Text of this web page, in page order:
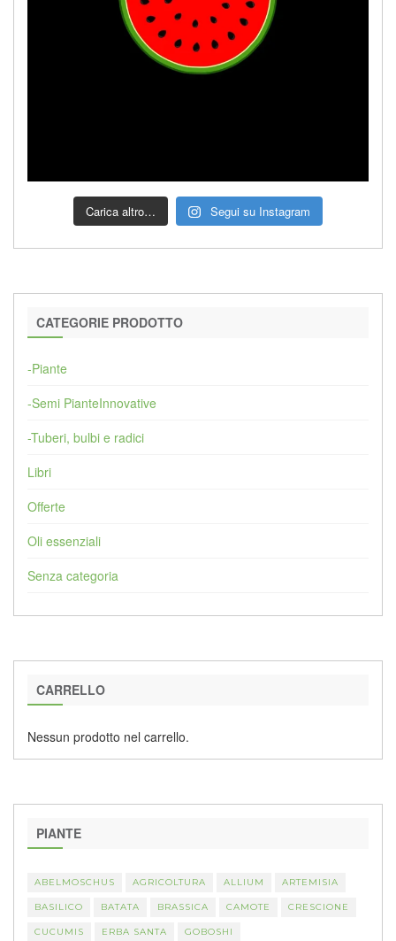
Carica altro… Segui su Instagram
CATEGORIE PRODOTTO
-Piante
-Semi PianteInnovative
-Tuberi, bulbi e radici
Libri
Offerte
Oli essenziali
Senza categoria
CARRELLO
Nessun prodotto nel carrello.
PIANTE
ABELMOSCHUS AGRICOLTURA ALLIUM ARTEMISIA
BASILICO BATATA BRASSICA CAMOTE CRESCIONE
CUCUMIS ERBA SANTA GOBOSHI